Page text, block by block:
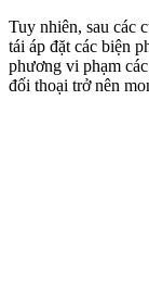
Tuy nhiên, sau các
tái áp đặt các biện
phương vi phạm
đối thoại trở nên